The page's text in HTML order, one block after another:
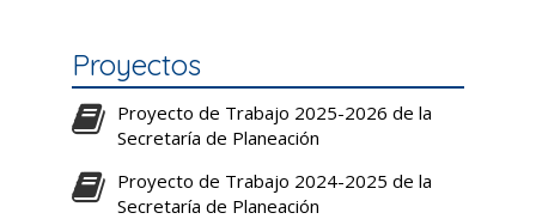
Proyectos
Proyecto de Trabajo 2025-2026 de la
Secretaría de Planeación
Proyecto de Trabajo 2024-2025 de la
Secretaría de Planeación